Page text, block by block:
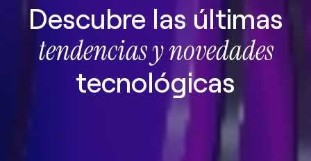
Descubre las últimas
tendencias y novedades
tecnológicas